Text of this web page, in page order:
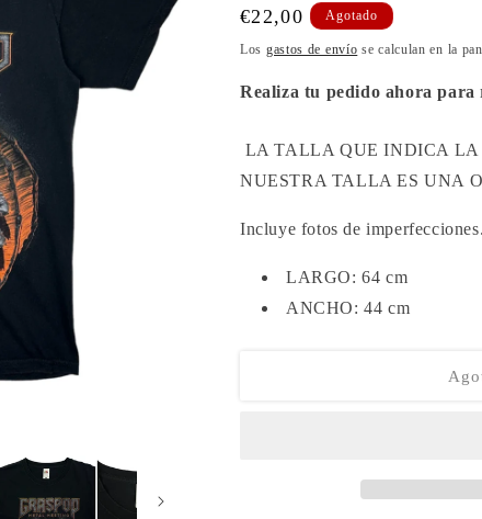
n
Precio
habitual
€22,00 Agotado
Los gastos de envío se calculan en la
Realiza tu pedido ahora
LA TALLA QUE INDICA LA
NUESTRA TALLA ES UNA
Incluye fotos de imperfecciones.
LARGO: 64 cm
ANCHO: 44 cm